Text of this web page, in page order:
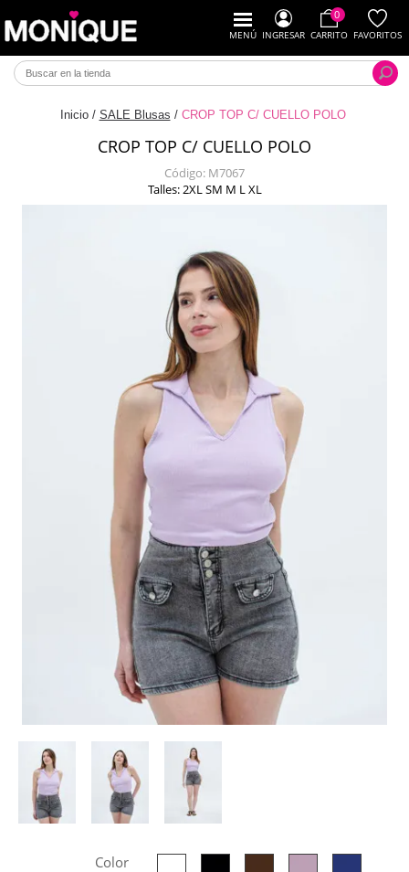
MENÚ INGRESAR
0
CARRITO FAVORITOS
Inicio / SALE Blusas / CROP TOP C/ CUELLO POLO
CROP TOP C/ CUELLO POLO
Código: M7067
Talles: 2XL SM M L XL
Color